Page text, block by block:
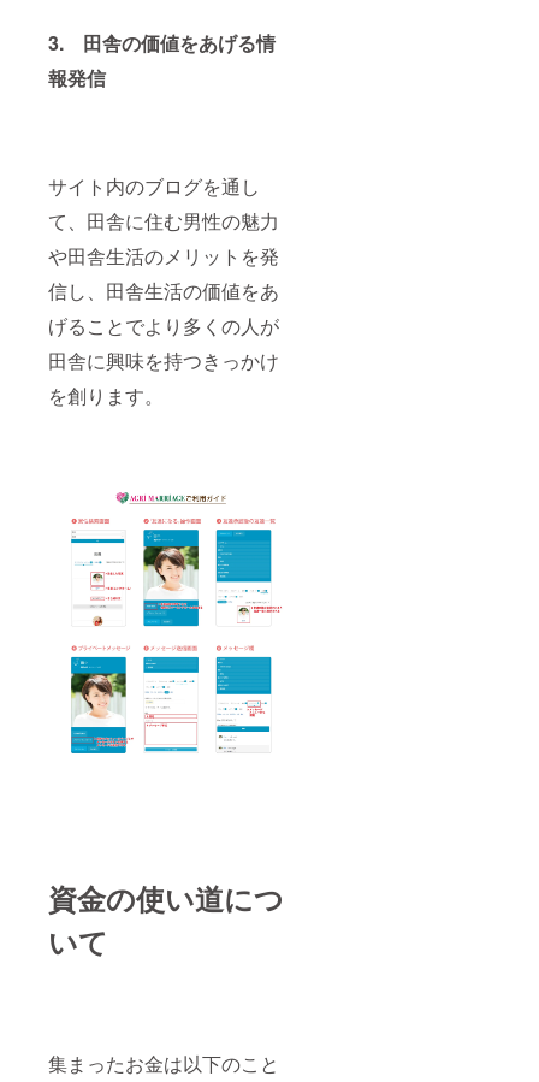
3. 田舎の価値をあげる情
報発信
サイト内のブログを通し
て、田舎に住む男性の魅力
や田舎生活のメリットを発
信し、田舎生活の価値をあ
げることでより多くの人が
田舎に興味を持つきっかけ
を創ります。
資金の使い道につ
いて
集まったお金は以下のこと